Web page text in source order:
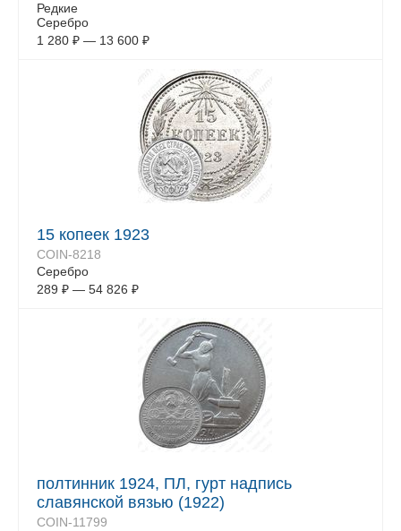
Редкие
Серебро
1 280 ₽ — 13 600 ₽
15 копеек 1923
COIN-8218
Серебро
289 ₽ — 54 826 ₽
полтинник 1924, ПЛ, гурт надпись
славянской вязью (1922)
COIN-11799